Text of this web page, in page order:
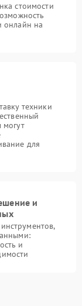
стоимости
онлайн на
техники
могут
для
и
и